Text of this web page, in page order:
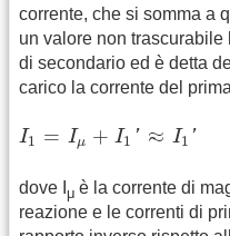
corrente, che si somma a
un valore non
di secondario ed è detta
carico la corrente del
I1 = Iμ + I1 ' ≈ I1 '
I1 + ′ 1
dove I μ è la corrente di
reazione e le correnti di